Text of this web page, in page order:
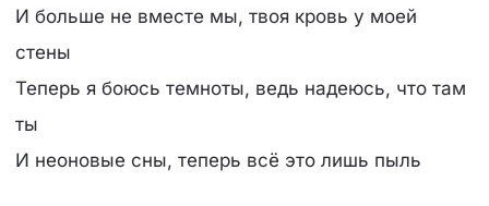
И больше не вместе мы, твоя кровь у моей
стены
Теперь я боюсь темноты, ведь надеюсь, что там
ты
И неоновые сны, теперь всё это лишь пыль